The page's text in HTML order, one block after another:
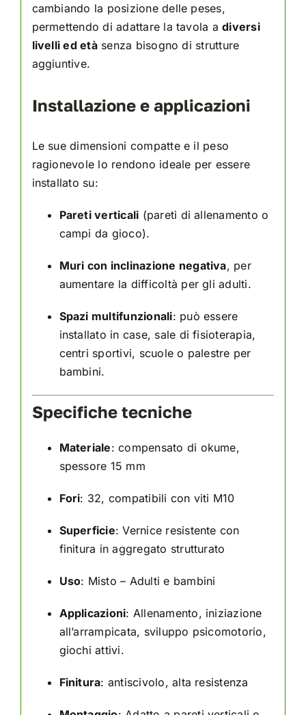
cambiando la posizione delle peses,
permettendo di adattare la tavola adiversi
livelli ed etàsenza bisogno di strutture
aggiuntive.
Installazione e applicazioni
Le sue dimensioni compatte e il peso
ragionevole lo rendono ideale per essere
installato su:
Pareti verticali (pareti di allenamento o
campi da gioco).
Muri con inclinazione negativa, per
aumentare la difficoltà per gli adulti.
Spazi multifunzionali: può essere
installato in case, sale di fisioterapia,
centri sportivi, scuole o palestre per
bambini.
Specifiche tecniche
Materiale: compensato di okume,
spessore 15 mm
Fori: 32, compatibili con viti M10
Superficie: Vernice resistente con
finitura in aggregato strutturato
Uso: Misto – Adulti e bambini
Applicazioni: Allenamento, iniziazione
all’arrampicata, sviluppo psicomotorio,
giochi attivi.
Finitura: antiscivolo, alta resistenza